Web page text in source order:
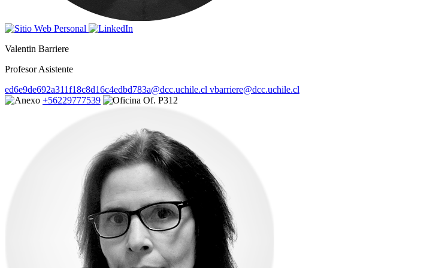
Valentin Barriere
Profesor Asistente
ed6e9de692a311f18c8d16c4edbd783a@dcc.uchile.cl vbarriere@dcc.uchile.cl
+56229777539
Of. P312